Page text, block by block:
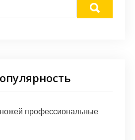
профессиональные